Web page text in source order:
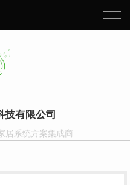
技有限公司
居系统方案集成商